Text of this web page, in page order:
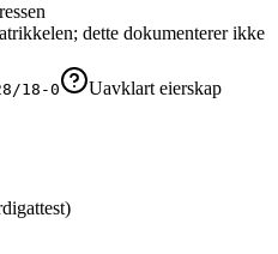
dette dokumenterer ikke
18-0
Uavklart eierskap
)